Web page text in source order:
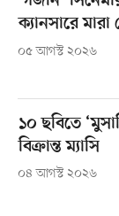
ক্যানসারে মারা
০৫ আগস্ট ২০২৬
১০ ছবিতে
বিক্রান্ত ম্যাসি
০৪ আগস্ট ২০২৬